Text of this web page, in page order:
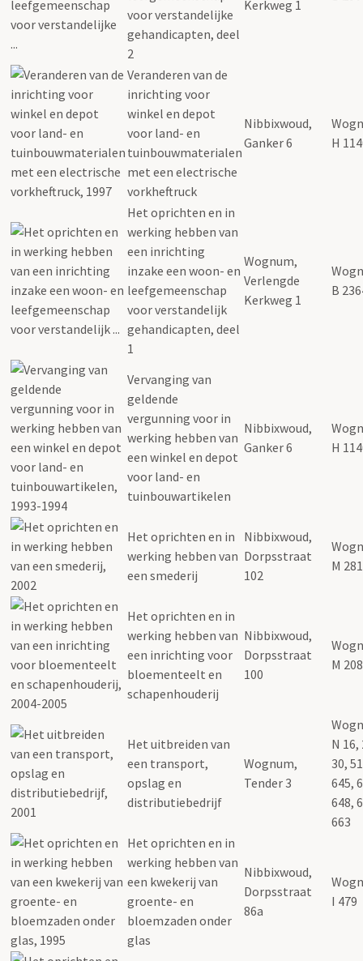
voor verstandelijke
gehandicapten, deel
2
Kerkweg 1
Veranderen van de
inrichting voor
winkel en depot
voor land- en
tuinbouwmaterialen
met een electrische
vorkheftruck
Nibbixwoud,
Ganker 6
H
Het oprichten en in
werking hebben van
een inrichting
inzake een woon- en
leefgemeenschap
voor verstandelijk
gehandicapten, deel
1
Wognum,
Verlengde
Kerkweg 1
B
Vervanging van
geldende
vergunning voor in
werking hebben van
een winkel en depot
voor land- en
tuinbouwartikelen
Nibbixwoud,
Ganker 6
H
Het oprichten en in
werking hebben van
een smederij
Nibbixwoud,
Dorpsstraat
102
M 281
Het oprichten en in
werking hebben van
een inrichting voor
bloementeelt en
schapenhouderij
Nibbixwoud,
Dorpsstraat
100
M 208
Het uitbreiden van
een transport,
opslag en
distributiebedrijf
Wognum,
Tender 3
N 16,
30,
645,
648,
663
Het oprichten en in
werking hebben van
een kwekerij van
groente- en
bloemzaden onder
glas
Nibbixwoud,
Dorpsstraat
86a
I 479